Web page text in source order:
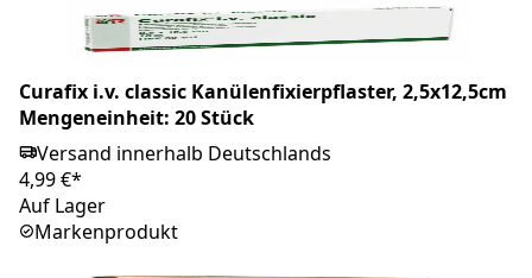
Curafix i.v. classic Kanülenfixierpflaster, 2,5x12,5cm
Mengeneinheit: 20 Stück
Versand innerhalb Deutschlands
4,99 €*
Auf Lager
Markenprodukt